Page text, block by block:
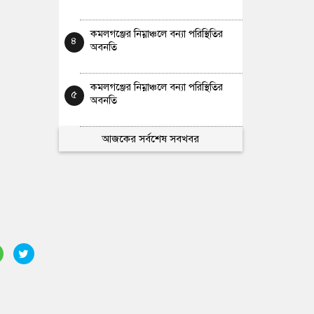
৪
কমলগঞ্জের নিম্নাঞ্চলে বন্যা পরিস্থিতির
অবনতি
৫
কমলগঞ্জের নিম্নাঞ্চলে বন্যা পরিস্থিতির
অবনতি
আজকের সর্বশেষ সবখবর